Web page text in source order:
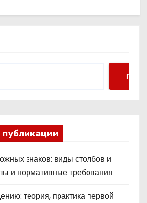
Поиск
знаков: виды столбов и
и нормативные требования
теория, практика первой